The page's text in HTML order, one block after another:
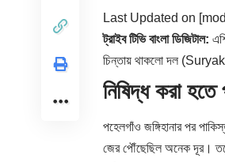
Last Updated on
ট্রাইব টিভি বাংলা ডিজিটাল:
চিন্তায় থাকলো দল
নিষিদ্ধ করা
পহেলগাঁও জঙ্গিহানার পর
জের পৌঁছেছিল অনেক দূর। তবে